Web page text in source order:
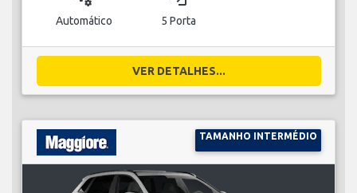
Automático 5 Porta
VER DETALHES...
TAMANHO INTERMÉDIO